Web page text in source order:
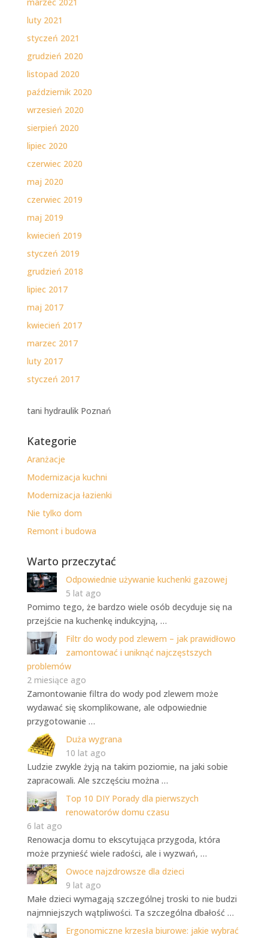
luty 2021
styczeń 2021
grudzień 2020
listopad 2020
październik 2020
wrzesień 2020
sierpień 2020
lipiec 2020
czerwiec 2020
maj 2020
czerwiec 2019
maj 2019
kwiecień 2019
styczeń 2019
grudzień 2018
lipiec 2017
maj 2017
kwiecień 2017
marzec 2017
luty 2017
styczeń 2017
tani hydraulik Poznań
Kategorie
Aranżacje
Modernizacja kuchni
Modernizacja łazienki
Nie tylko dom
Remont i budowa
Warto przeczytać
Odpowiednie używanie kuchenki gazowej
5 lat ago
Pomimo tego, że bardzo wiele osób decyduje się na
przejście na kuchenkę indukcyjną, …
Filtr do wody pod zlewem – jak prawidłowo
zamontować i uniknąć najczęstszych
problemów
2 miesiące ago
Zamontowanie filtra do wody pod zlewem może
wydawać się skomplikowane, ale odpowiednie
przygotowanie …
Duża wygrana
10 lat ago
Ludzie zwykle żyją na takim poziomie, na jaki sobie
zapracowali. Ale szczęściu można …
Top 10 DIY Porady dla pierwszych
renowatorów domu czasu
6 lat ago
Renowacja domu to ekscytująca przygoda, która
może przynieść wiele radości, ale i wyzwań, …
Owoce najzdrowsze dla dzieci
9 lat ago
Małe dzieci wymagają szczególnej troski to nie budzi
najmniejszych wątpliwości. Ta szczególna dbałość …
Ergonomiczne krzesła biurowe: jakie wybrać